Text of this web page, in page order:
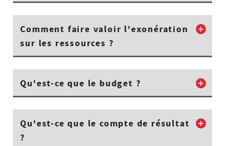
Comment faire valoir l'exonération
sur les ressources ?
Qu'est-ce que le budget ?
Qu'est-ce que le compte de résultat
?